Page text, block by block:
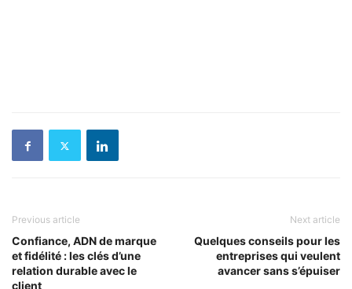
Previous article
Confiance, ADN de marque
et fidélité : les clés d’une
relation durable avec le
client
Next article
Quelques conseils pour les
entreprises qui veulent
avancer sans s’épuiser